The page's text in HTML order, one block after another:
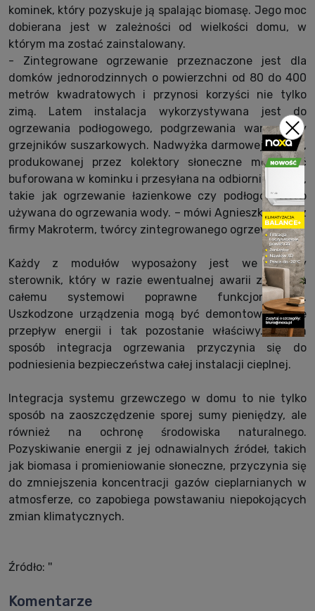
kominek, który pozyskuje ją spalając biomasę. Jego moc
dobierana jest w zależności od wielkości domu, w
którym ma zostać zainstalowany.
- Zintegrowane ogrzewanie przeznaczone jest dla
domków jednorodzinnych o powierzchni od 80 do 400
metrów kwadratowych i przynosi korzyści nie tylko
zimą. Latem instalacja wykorzystywana jest do
ogrzewania podłogowego, podgrzewania wanny czy
grzejników suszarkowych. Nadwyżka darmowej energii,
produkowanej przez kolektory słoneczne może być
buforowana w kominku i przesyłana na odbiorniki ciepła,
takie jak ogrzewanie łazienkowe czy podłogowe, lub
używana do ogrzewania wody. – mówi Agnieszka Golik z
firmy Makroterm, twórcy zintegrowanego ogrzewania.
Każdy z modułów wyposażony jest we własny
sterownik, który w razie ewentualnej awarii zapewnia
całemu systemowi poprawne funkcjonowanie.
Uszkodzone urządzenia mogą być demontowane, ale
przepływ energii i tak pozostanie właściwy. W ten
sposób integracja ogrzewania przyczynia się do
podniesienia bezpieczeństwa całej instalacji cieplnej.
Integracja systemu grzewczego w domu to nie tylko
sposób na zaoszczędzenie sporej sumy pieniędzy, ale
również na ochronę środowiska naturalnego.
Pozyskiwanie energii z jej odnawialnych źródeł, takich
jak biomasa i promieniowanie słoneczne, przyczynia się
do zmniejszenia koncentracji gazów cieplarnianych w
atmosferze, co zapobiega powstawaniu niepokojących
zmian klimatycznych.
Źródło: ''
Komentarze